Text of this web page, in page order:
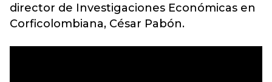
director de Investigaciones Económicas en
Corficolombiana, César Pabón.